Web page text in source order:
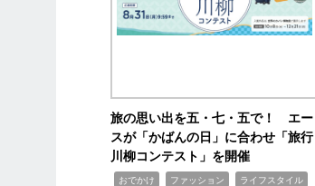
旅の思い出を五・七・五で！ エー
スが「かばんの日」に合わせ「旅行
川柳コンテスト」を開催
おでかけ ファッション ライフスタイル